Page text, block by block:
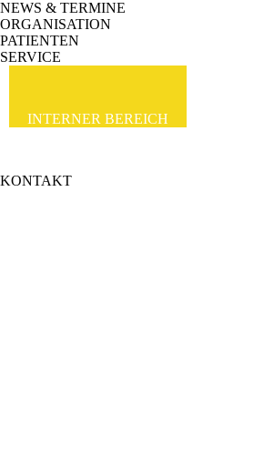
NEWS & TERMINE
ORGANISATION
PATIENTEN
SERVICE
INTERNER BEREICH
KONTAKT